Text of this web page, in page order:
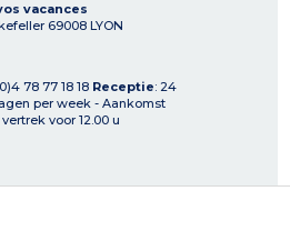
vacances
69008 LYON
78 77 18 18 Receptie: 24
per week - Aankomst
voor 12.00 u